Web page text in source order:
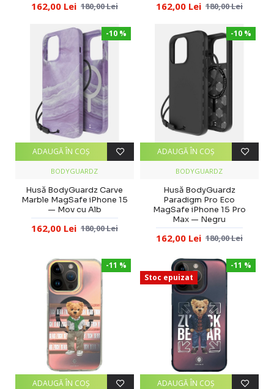
162,00 Lei 180,00 Lei 162,00 Lei 180,00 Lei
-10 %
BODYGUARDZ
Husă BodyGuardz Carve
Marble MagSafe iPhone 15
— Mov cu Alb
162,00 Lei 180,00 Lei
ADAUGĂ ÎN COŞ
-10 %
BODYGUARDZ
Husă BodyGuardz
Paradigm Pro Eco
MagSafe iPhone 15 Pro
Max — Negru
162,00 Lei 180,00 Lei
ADAUGĂ ÎN COŞ
-11 %
ADAUGĂ ÎN COŞ
-11 %
Stoc epuizat
ADAUGĂ ÎN COŞ